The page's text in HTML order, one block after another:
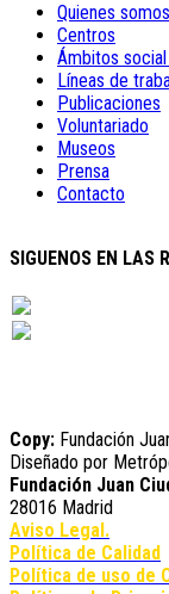
Quienes somos
Centros
Ámbitos
Líneas de
Publicaciones
Voluntariado
Museos
Prensa
Contacto
SIGUENOS EN LAS
Copy: Fundación
Diseñado por
Fundación Juan
28016 Madrid
Aviso Legal.
Política de Calidad
Política de uso de